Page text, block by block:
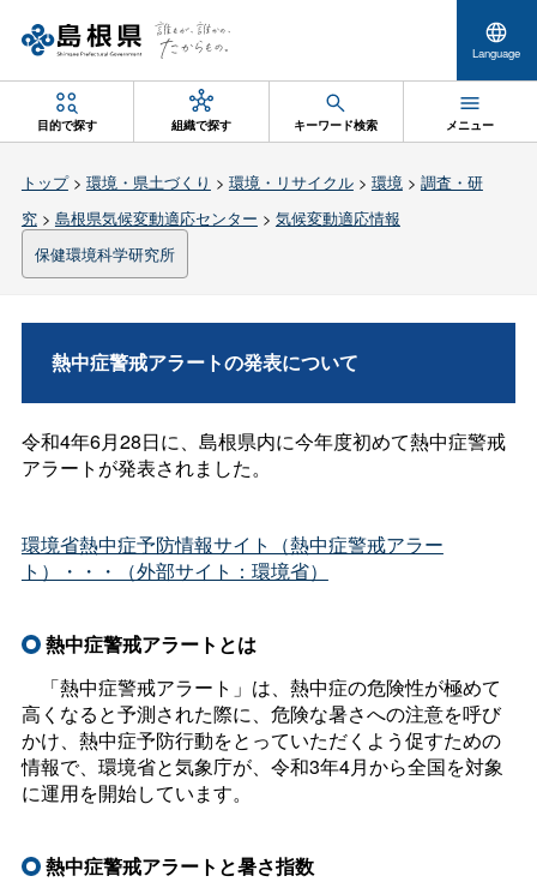
Language
目的で探す 組織で探す キーワード検索 メニュー
トップ> 環境・県土づくり > 環境・リサイクル> 環境> 調査・研
究> 島根県気候変動適応センター > 気候変動適応情報
保健環境科学研究所
熱中症警戒アラートの発表について
令和4年6月28日に、島根県内に今年度初めて熱中症警戒
アラートが発表されました。
環境省熱中症予防情報サイト（熱中症警戒アラー
ト）・・・（外部サイト：環境省）
熱中症警戒アラートとは
「熱中症警戒アラート」は、熱中症の危険性が極めて
高くなると予測された際に、危険な暑さへの注意を呼び
かけ、熱中症予防行動をとっていただくよう促すための
情報で、環境省と気象庁が、令和3年4月から全国を対象
に運用を開始しています。
熱中症警戒アラートと暑さ指数